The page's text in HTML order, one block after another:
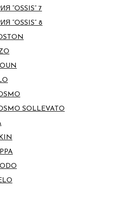
“OSSIS” 7
“OSSIS” 8
SOLLEVATO